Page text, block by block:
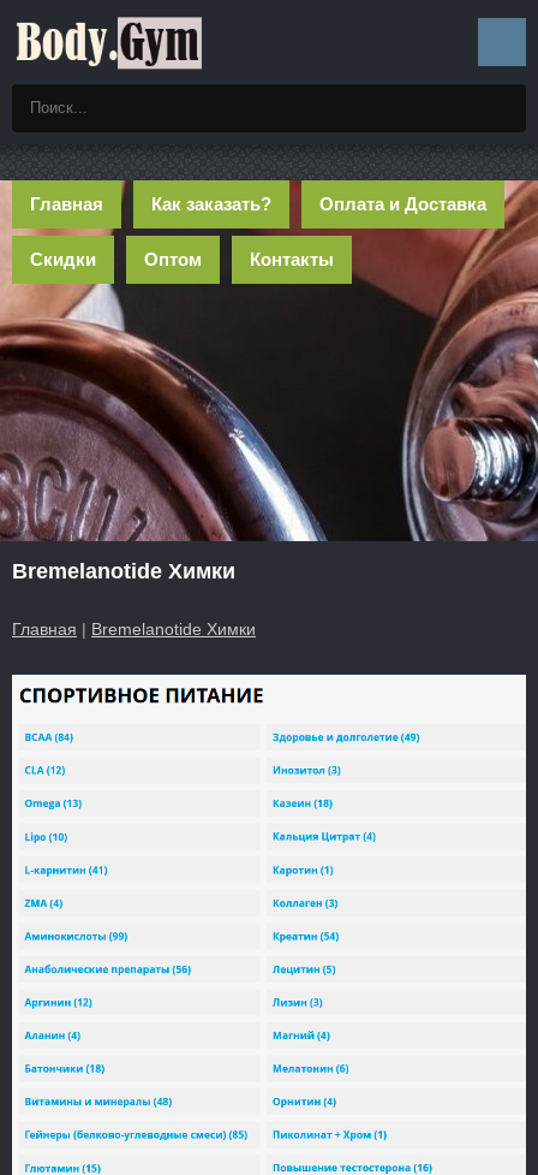
Главная Как заказать? Оплата и Доставка
Скидки Оптом Контакты
Bremelanotide Химки
Главная | Bremelanotide Химки